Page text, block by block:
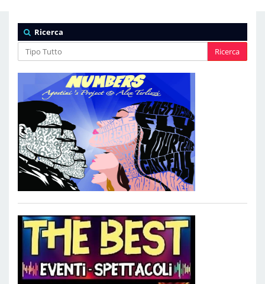
Ricerca
Ricerca